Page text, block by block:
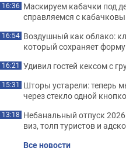
16:36 Маскируем кабачки под
справляемся с
16:54 Воздушный как облако:
который сохраняет форму
16:21 Удивил гостей кексом с
15:31 Шторы устарели: теперь
через стекло одной
13:18 Небанальный отпуск
виз, толп туристов и
Все новости